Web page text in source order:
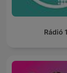
Rádió 1